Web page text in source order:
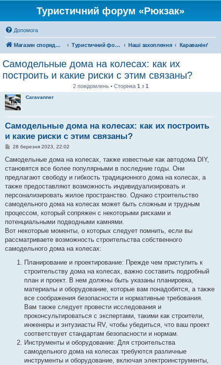
Туристичний форум «Рюкзак»
Допомога
Магазин спорядження Туристичний форум «Рюкзак» Наші захоплення Караванінґ
Самодельные дома на колесах: как их
построить и какие риски с этим связаны?
2 повідомлень • Сторінка 1 з 1
Caravanner
Самодельные дома на колесах: как их построить
и какие риски с этим связаны?
П
в
д
о
л
е
н
н
я
28 березня 2023, 22:02
Самодельные дома на колесах, также известные как автодома DIY,
становятся все более популярными в последние годы. Они
предлагают свободу и гибкость традиционного дома на колесах, а
также предоставляют возможность индивидуализировать и
персонализировать жилое пространство. Однако строительство
самодельного дома на колесах может быть сложным и трудным
процессом, который сопряжен с некоторыми рисками и
потенциальными подводными камнями.
Вот некоторые моменты, о которых следует помнить, если вы
рассматриваете возможность строительства собственного
самодельного дома на колесах:
Планирование и проектирование: Прежде чем приступить к
строительству дома на колесах, важно составить подробный
план и проект. В нем должны быть указаны планировка,
материалы и оборудование, которые вам понадобятся, а также
все соображения безопасности и нормативные требования.
Вам также следует провести исследования и
проконсультироваться с экспертами, такими как строители,
инженеры и энтузиасты RV, чтобы убедиться, что ваш проект
соответствует стандартам безопасности и нормам.
Инструменты и оборудование: Для строительства
самодельного дома на колесах требуются различные
инструменты и оборудование, включая электроинструменты,